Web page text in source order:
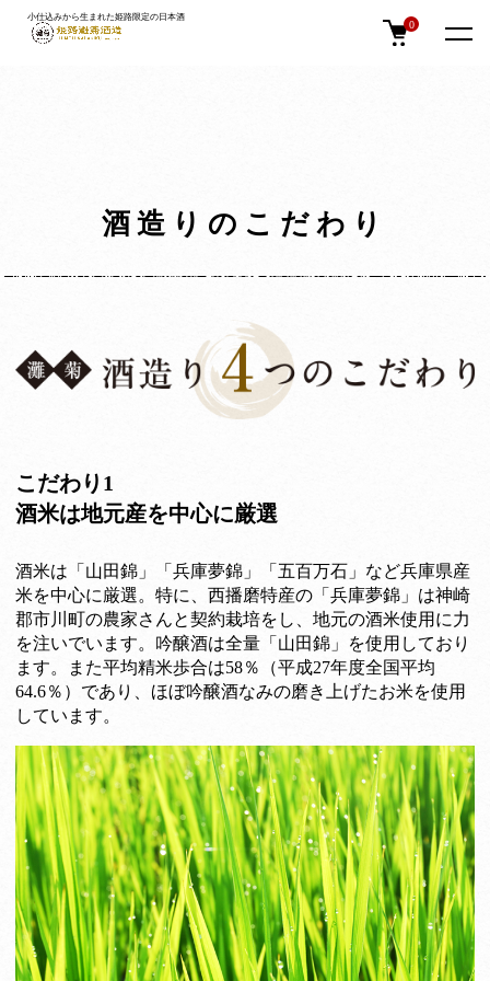
小仕込みから生まれた姫路限定の日本酒
0
ホーム 酒造りのこだわり
酒造りのこだわり
こだわり1
酒米は地元産を中心に厳選
酒米は「山田錦」「兵庫夢錦」「五百万石」など兵庫県産
米を中心に厳選。特に、西播磨特産の「兵庫夢錦」は神崎
郡市川町の農家さんと契約栽培をし、地元の酒米使用に力
を注いでいます。吟醸酒は全量「山田錦」を使用しており
ます。また平均精米歩合は58％（平成27年度全国平均
64.6％）であり、ほぼ吟醸酒なみの磨き上げたお米を使用
しています。